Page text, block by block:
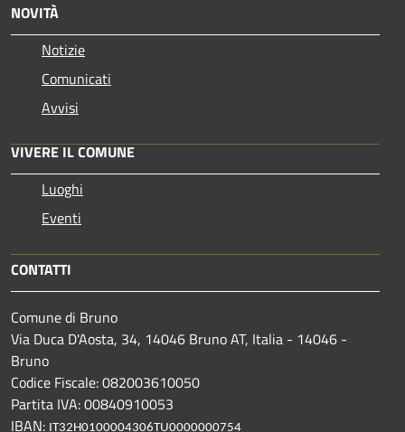
NOVITÀ
Notizie
Comunicati
Avvisi
VIVERE IL COMUNE
Luoghi
Eventi
CONTATTI
Comune di Bruno
Via Duca D'Aosta, 34, 14046 Bruno AT, Italia - 14046 -
Bruno
Codice Fiscale: 082003610050
Partita IVA: 00840910053
IBAN: IT32H0100004306TU0000000754